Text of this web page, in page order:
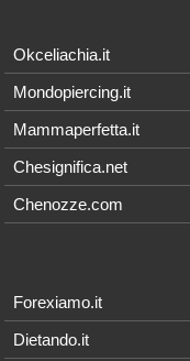
Okceliachia.it
Mondopiercing.it
Mammaperfetta.it
Chesignifica.net
Chenozze.com
Forexiamo.it
Dietando.it